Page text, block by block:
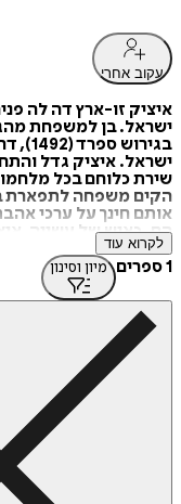
עקוב אחרי
ישראל. בן למשפחת
ישראל. איציק גדל
שירת כלוחם בכל
הקים משפחה לתפארת
אותם חינך על ערכי
הם. כאיש של עשייה,
ספרות, מוסיקה ועוסק
עם אהבתו לארץ כך גם
הוא מתאר בספר השירה
לקרוא עוד
1 ספרים מיון וסינון